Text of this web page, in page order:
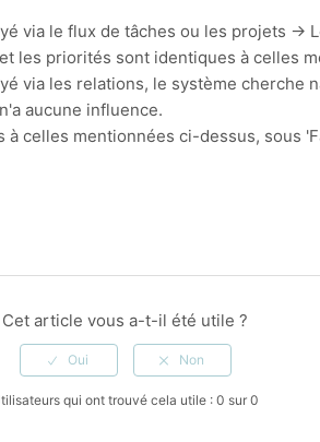
via le flux de tâches ou les projets ->
les priorités sont identiques à celles
via les relations, le système cherche
aucune influence.
celles mentionnées ci-dessus, sous
Cet article vous a-t-il été utile ?
qui ont trouvé cela utile : 0 sur 0